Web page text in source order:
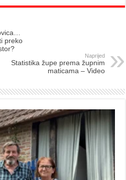
preko
Naprijed
Statistika župe prema župnim
maticama – Video